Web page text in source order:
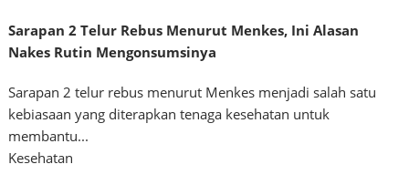
Sarapan 2 Telur Rebus Menurut Menkes, Ini Alasan
Nakes Rutin Mengonsumsinya
Sarapan 2 telur rebus menurut Menkes menjadi salah satu
kebiasaan yang diterapkan tenaga kesehatan untuk
membantu...
Kesehatan